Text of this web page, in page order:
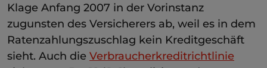
Klage Anfang 2007 in der Vorinstanz
zugunsten des Versicherers ab, weil es in dem
Ratenzahlungszuschlag kein Kreditgeschäft
sieht. Auch die Verbraucherkreditrichtlinie